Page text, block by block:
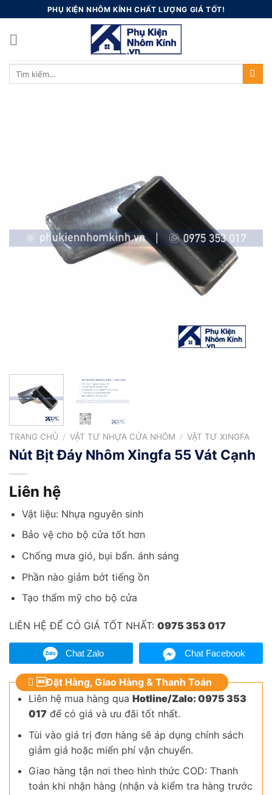
to
content
PHỤ KIỆN NHÔM KÍNH CHẤT LƯỢNG GIÁ TỐT!
Tìm
TRANG CHỦ / VẬT TƯ NHỰA CỬA NHÔM / VẬT TƯ XINGFA
Nút Bịt Đáy Nhôm Xingfa 55 Vát Cạnh
Liên hệ
Vật liệu: Nhựa nguyên sinh
Bảo vệ cho bộ cửa tốt hơn
Chống mưa gió, bụi bẩn. ánh sáng
Phần nào giảm bớt tiếng ồn
Tạo thẩm mỹ cho bộ cửa
LIÊN HỆ ĐỂ CÓ GIÁ TỐT NHẤT: 0975 353 017
Chat Zalo Chat Facebook
Đặt Hàng, Giao Hàng & Thanh Toán
Liên hệ mua hàng qua Hotline/Zalo: 0975 353
017để có giá và ưu đãi tốt nhất.
Tùi vào giá trị đơn hàng sẽ áp dụng chính sách
giảm giá hoặc miển phí vận chuyển.
Giao hàng tận nơi theo hình thức COD: Thanh
toán khi nhận hàng (nhận và kiểm tra hàng trước